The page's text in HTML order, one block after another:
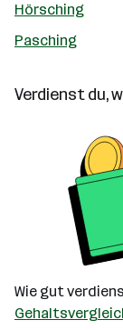
Hörsching
Pasching
Verdienst du,
Wie gut